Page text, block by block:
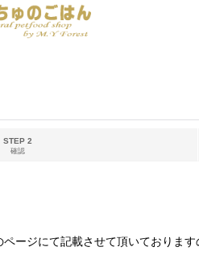
STEP 2
確認
ページにて記載させて頂いております